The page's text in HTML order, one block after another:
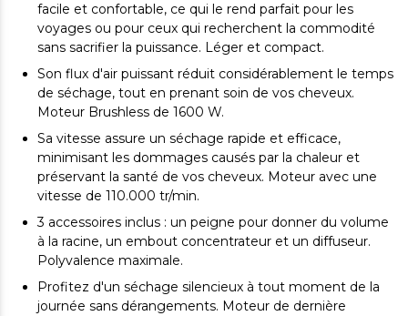
facile et confortable, ce qui le rend parfait pour les
voyages ou pour ceux qui recherchent la commodité
sans sacrifier la puissance. Léger et compact.
Son flux d'air puissant réduit considérablement le temps
de séchage, tout en prenant soin de vos cheveux.
Moteur Brushless de 1600 W.
Sa vitesse assure un séchage rapide et efficace,
minimisant les dommages causés par la chaleur et
préservant la santé de vos cheveux. Moteur avec une
vitesse de 110.000 tr/min.
3 accessoires inclus : un peigne pour donner du volume
à la racine, un embout concentrateur et un diffuseur.
Polyvalence maximale.
Profitez d'un séchage silencieux à tout moment de la
journée sans dérangements. Moteur de dernière